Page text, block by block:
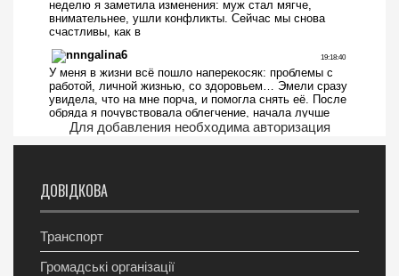
Для добавления необходима авторизация
ДОВІДКОВА
Транспорт
Громадські організації